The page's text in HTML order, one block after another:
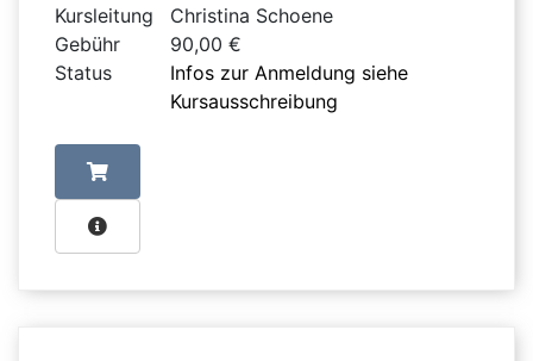
Kursleitung
Christina Schoene
Gebühr
90,00 €
Status
Infos zur Anmeldung siehe
Kursausschreibung